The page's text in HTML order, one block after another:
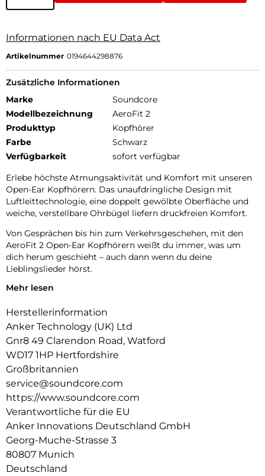
Informationen nach EU Data Act
Artikelnummer 0194644298876
Zusätzliche Informationen
Marke
Soundcore
Modellbezeichnung
AeroFit 2
Produkttyp
Kopfhörer
Farbe
Schwarz
Verfügbarkeit
sofort verfügbar
Erlebe höchste Atmungsaktivität und Komfort mit unseren
Open-Ear Kopfhörern. Das unaufdringliche Design mit
Luftleittechnologie, eine doppelt gewölbte Oberfläche und
weiche, verstellbare Ohrbügel liefern druckfreien Komfort.
Von Gesprächen bis hin zum Verkehrsgeschehen, mit den
AeroFit 2 Open-Ear Kopfhörern weißt du immer, was um
dich herum geschieht – auch dann wenn du deine
Lieblingslieder hörst.
Die 20 mm × 11,5 mm großen Racetrack-Treiber und die von
tiefe Bässe, klare Mitten und lebendige Höhen. Freue dich auf
kabellosen Hi-Res-Klang, verfeinert durch LDAC.
4 strahlformende Mikrofone und ein hochmoderner KI-
Algorithmus erfassen deine Stimme und filtern gleichzeitig
den Lärm heraus. Selbst in belebten Straßen bleibst du bei
wichtigen Gesprächen mühelos zu hören.
Lege das Case auf ein kabelloses Ladegerät für einfaches
Laden ohne Verheddern. Einmal laden bietet 10h
Musikgenuss und mit dem Ladecase 42h.
Mehr lesen
Herstellerinformation
Anker Technology (UK) Ltd
Gnr8 49 Clarendon Road, Watford
WD17 1HP Hertfordshire
Großbritannien
service@soundcore.com
https://www.soundcore.com
Verantwortliche für die EU
Anker Innovations Deutschland GmbH
Georg-Muche-Strasse 3
80807 Munich
Deutschland